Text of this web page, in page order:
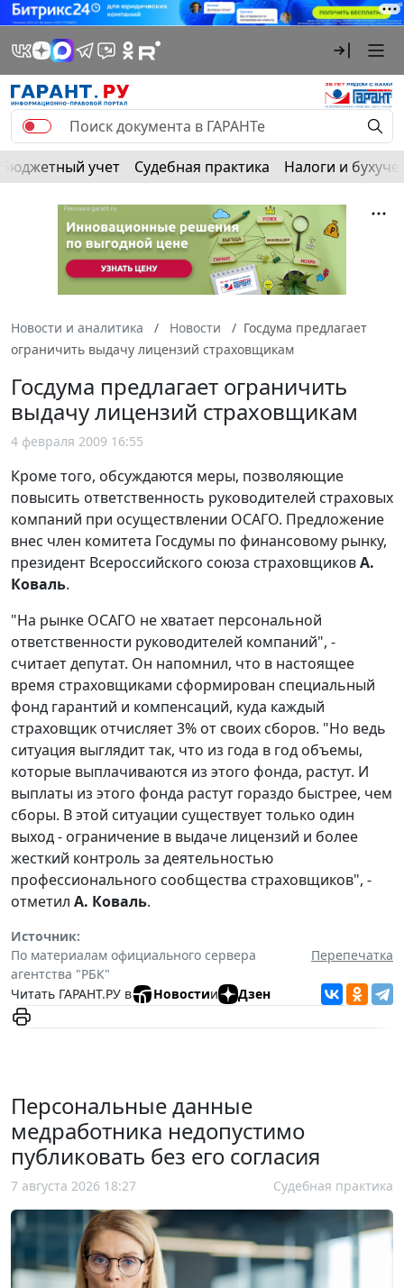
Бюджетный учет Судебная практика Налоги и
Новости и аналитика Новости
Госдума предлагает
ограничить выдачу лицензий страховщикам
Госдума предлагает ограничить
выдачу лицензий страховщикам
4 февраля 2009 16:55
Кроме того, обсуждаются меры, позволяющие
повысить ответственность руководителей страховых
компаний при осуществлении ОСАГО. Предложение
внес член комитета Госдумы по финансовому рынку,
президент Всероссийского союза страховщиковА.
Коваль.
"На рынке ОСАГО не хватает персональной
ответственности руководителей компаний", -
считает депутат. Он напомнил, что в настоящее
время страховщиками сформирован специальный
фонд гарантий и компенсаций, куда каждый
страховщик отчисляет 3% от своих сборов. "Но ведь
ситуация выглядит так, что из года в год объемы,
которые выплачиваются из этого фонда, растут. И
выплаты из этого фонда растут гораздо быстрее, чем
сборы. В этой ситуации существует только один
выход - ограничение в выдаче лицензий и более
жесткий контроль за деятельностью
профессионального сообщества страховщиков", -
отметил А. Коваль.
Источник:
По материалам официального сервера
агентства "РБК"
Перепечатка
Читать ГАРАНТ.РУ в Новостии Дзен
Персональные данные
медработника недопустимо
публиковать без его согласия
7 августа 2026 18:27 Судебная практика